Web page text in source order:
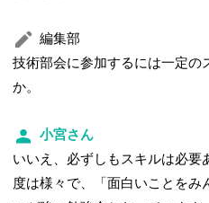
編集部
技術部会に参加するには一定の
か。
小宮さん
いいえ、必ずしもスキルは必要
度は様々で、「面白いことをみ